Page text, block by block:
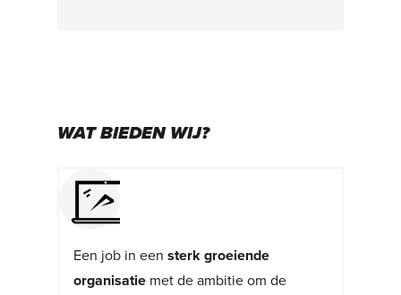
WAT BIEDEN WIJ?
Een job in een sterk groeiende
organisatiemet de ambitie om de